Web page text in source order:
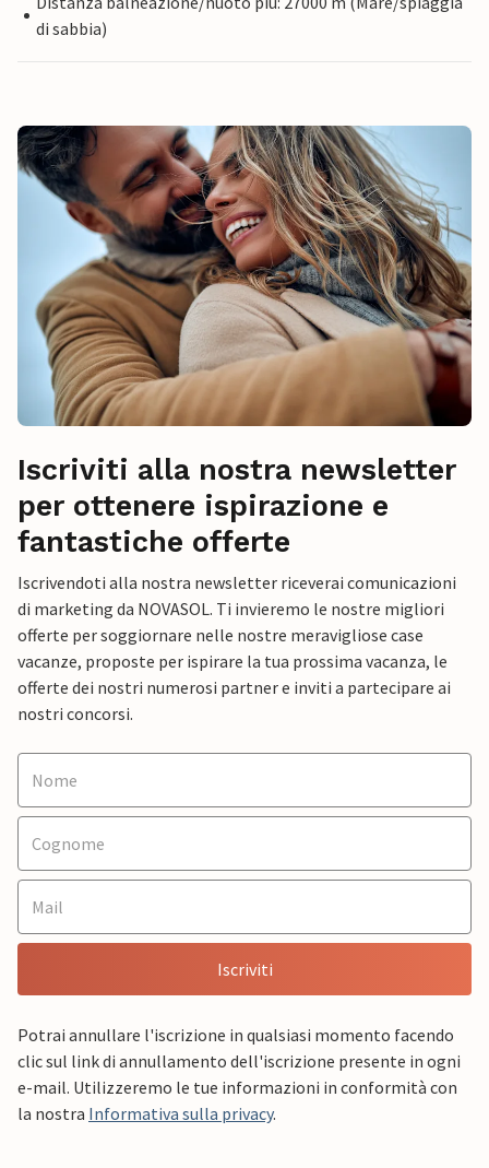
di sabbia)
Iscriviti alla nostra newsletter
per ottenere ispirazione e
fantastiche offerte
Iscrivendoti alla nostra newsletter riceverai comunicazioni
di marketing da NOVASOL. Ti invieremo le nostre migliori
offerte per soggiornare nelle nostre meravigliose case
vacanze, proposte per ispirare la tua prossima vacanza, le
offerte dei nostri numerosi partner e inviti a partecipare ai
nostri concorsi.
Iscriviti
Potrai annullare l'iscrizione in qualsiasi momento facendo
clic sul link di annullamento dell'iscrizione presente in ogni
e-mail. Utilizzeremo le tue informazioni in conformità con
la nostra Informativa sulla privacy.